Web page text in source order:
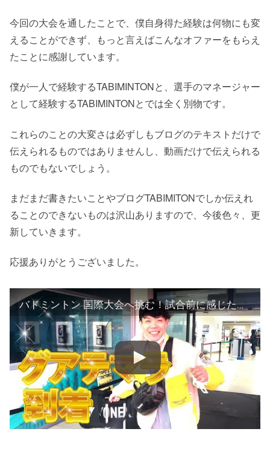
今回の大会を通したことで、僕自身得た経験は何物にも変
えることができず、もっと言えばこんなオファーをもらえ
たことに感謝しています。
僕が一人で経験するTABIMINTONと、選手のマネージャー
として経験するTABIMINTONとでは全く別物です。
これらのことの大変さは必ずしもブログのテキストだけで
伝えられるものではありませんし、動画だけで伝えられる
ものでもないでしょう。
まだまだ書きたいことやブログTABIMITONでしか伝えれ
ることのできないものは沢山ありますので、今後色々、更
新していきます。
応援ありがとうございました。
バドミントン 国際大会へ挑む！試合前に感じたこととは・・？